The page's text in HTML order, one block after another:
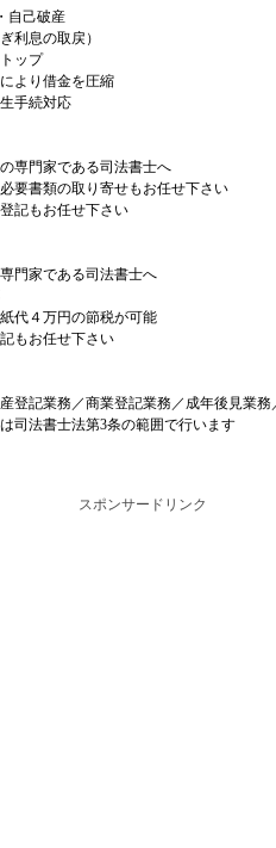
自己破産
利息の取戻）
ップ
より借金を圧縮
手続対応
専門家である司法書士へ
要書類の取り寄せもお任せ下さい
記もお任せ下さい
門家である司法書士へ
代４万円の節税が可能
もお任せ下さい
登記業務／商業登記業務／成年後見業
司法書士法第3条の範囲で行います
スポンサードリンク